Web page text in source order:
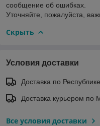
сообщение об ошибках.
Уточняйте, пожалуйста,
Скрыть
Условия доставки
Доставка по
Доставка курьером по
Все условия доставки